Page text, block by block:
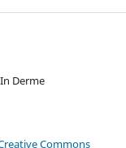
Derme
Commons